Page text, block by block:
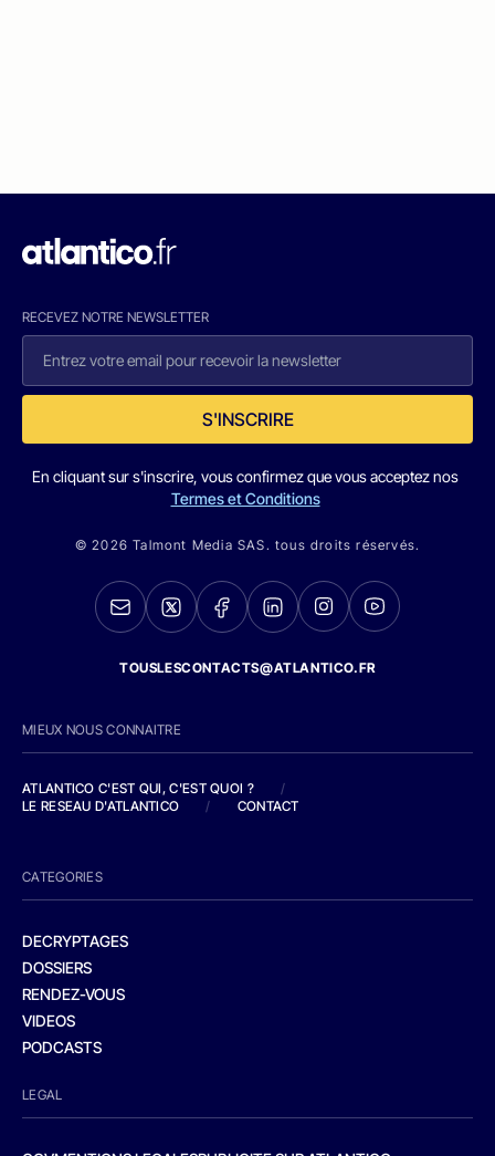
RECEVEZ NOTRE NEWSLETTER
S'INSCRIRE
En cliquant sur s'inscrire, vous confirmez que vous acceptez nos
Termes et Conditions
© 2026 Talmont Media SAS. tous droits réservés.
TOUSLESCONTACTS@ATLANTICO.FR
MIEUX NOUS CONNAITRE
ATLANTICO C'EST QUI, C'EST QUOI ?
/
LE RESEAU D'ATLANTICO
/ CONTACT
CATEGORIES
DECRYPTAGES
DOSSIERS
RENDEZ-VOUS
VIDEOS
PODCASTS
LEGAL